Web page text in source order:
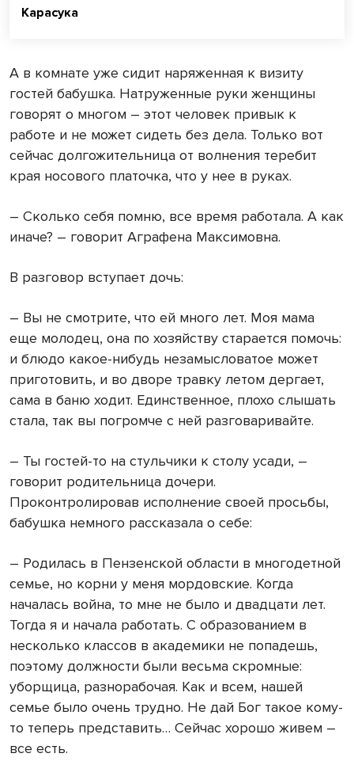
Карасука
А в комнате уже сидит наряженная к визиту
гостей бабушка. Натруженные руки женщины
говорят о многом – этот человек привык к
работе и не может сидеть без дела. Только вот
сейчас долгожительница от волнения теребит
края носового платочка, что у нее в руках.
– Сколько себя помню, все время работала. А как
иначе? – говорит Аграфена Максимовна.
В разговор вступает дочь:
– Вы не смотрите, что ей много лет. Моя мама
еще молодец, она по хозяйству старается помочь:
и блюдо какое-нибудь незамысловатое может
приготовить, и во дворе травку летом дергает,
сама в баню ходит. Единственное, плохо слышать
стала, так вы погромче с ней разговаривайте.
– Ты гостей-то на стульчики к столу усади, –
говорит родительница дочери.
Проконтролировав исполнение своей просьбы,
бабушка немного рассказала о себе:
– Родилась в Пензенской области в многодетной
семье, но корни у меня мордовские. Когда
началась война, то мне не было и двадцати лет.
Тогда я и начала работать. С образованием в
несколько классов в академики не попадешь,
поэтому должности были весьма скромные:
уборщица, разнорабочая. Как и всем, нашей
семье было очень трудно. Не дай Бог такое кому-
то теперь представить… Сейчас хорошо живем –
все есть.